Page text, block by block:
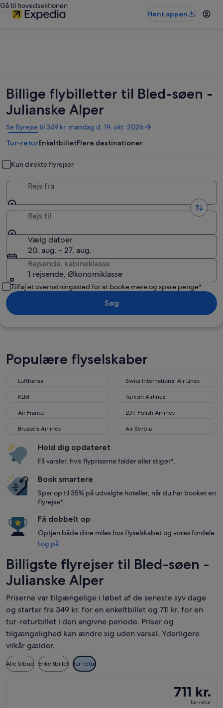
Gå til hovedsektionen
Hent appen
Billige flybilletter til Bled-søen -
Julianske Alper
Se flyrejse til 349 kr. mandag d. 19. okt. 2026
Åbner
et
vindue
Tur-returEnkeltbilletFlere destinationer
Kun direkte flyrejser
Rejs fra
Rejs til
Vælg datoer
20. aug. - 27. aug.
Rejsende, kabineklasse
1 rejsende, Økonomiklasse
Tilføj et overnatningssted for at booke mere og spare penge*
Søg
Populære flyselskaber
Lufthansa
Swiss International Air Lines
KLM
Turkish Airlines
Air France
LOT-Polish Airlines
Brussels Airlines
Air Serbia
Hold dig opdateret
Få varsler, hvis flypriserne falder eller stiger*.
Book smartere
Spar op til 35% på udvalgte hoteller, når du har booket en
flyrejse*.
Få dobbelt op
Optjen både dine miles hos flyselskabet og vores fordele.
Log på
Billigste flyrejser til Bled-søen -
Julianske Alper
Priserne var tilgængelige i løbet af de seneste syv dage
og starter fra 349 kr. for en enkeltbillet og 711 kr. for en
tur-returbillet i den angivne periode. Priser og
tilgængelighed kan ændre sig uden varsel. Yderligere
vilkår gælder.
Alle tilbud Enkeltbillet Tur-retur
711 kr.
Tur-
711 kr.
Tur-retur